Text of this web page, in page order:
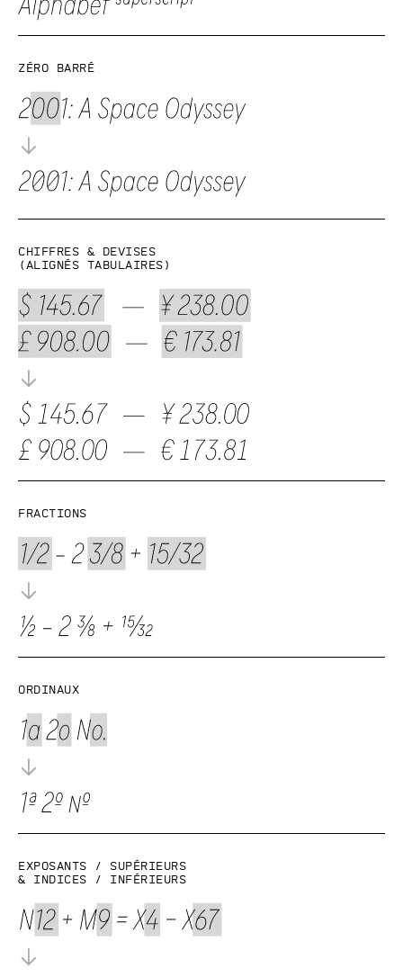
Zéro barré
Chiffres & devises
(alignés tabulaires)
Fractions
Ordinaux
Exposants / supérieurs
& indices / inférieurs